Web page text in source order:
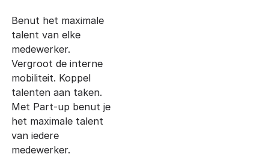
Benut het maximale
talent van elke
medewerker.
Vergroot de interne
mobiliteit. Koppel
talenten aan taken.
Met Part-up benut je
het maximale talent
van iedere
medewerker.